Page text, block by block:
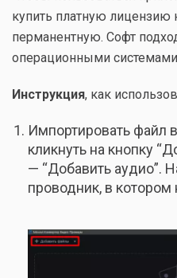
купить платную лицензию
перманентную. Софт
операционными
Инструкция, как
Импортировать файл
кликнуть на кнопку
— “Добавить аудио”.
проводник, в котором